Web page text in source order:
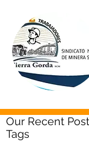
Our Recent
Tags